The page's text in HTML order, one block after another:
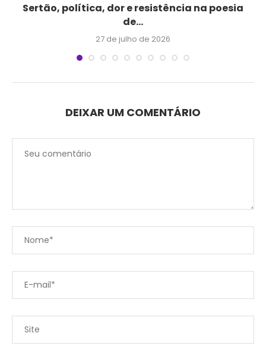
Sertão, política, dor e resistência na poesia
de...
27 de julho de 2026
DEIXAR UM COMENTÁRIO